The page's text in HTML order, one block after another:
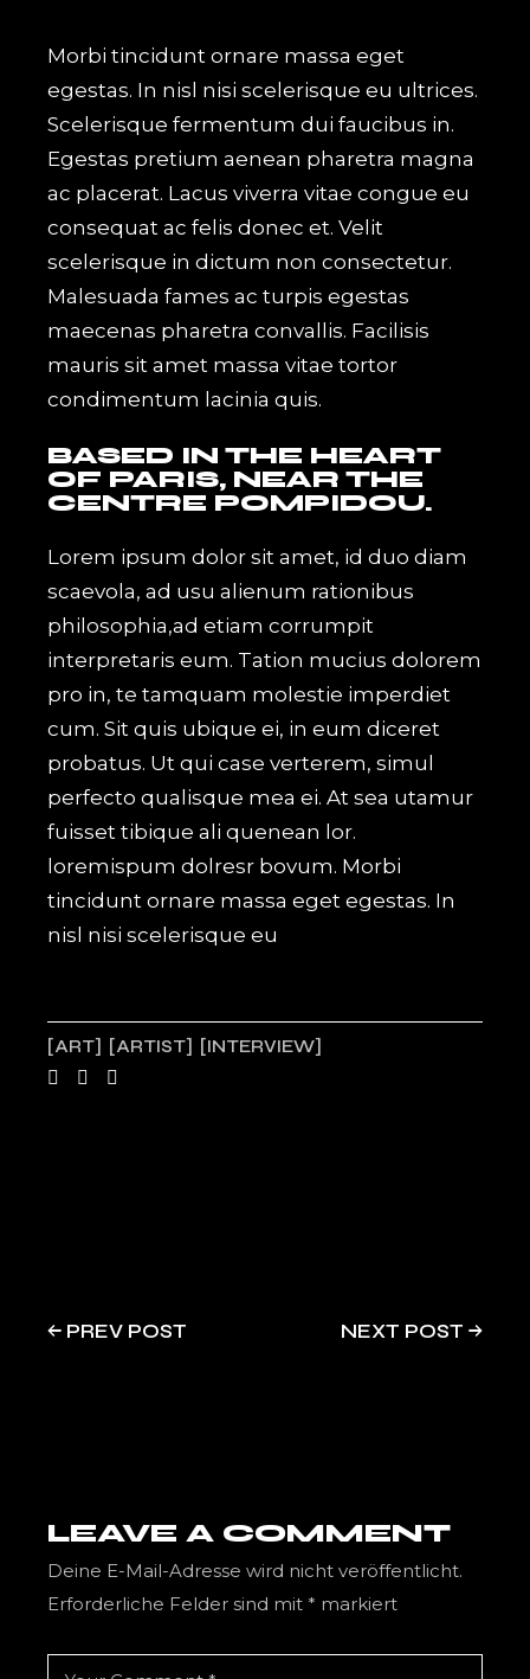
Morbi tincidunt ornare massa eget
egestas. In nisl nisi scelerisque eu ultrices.
Scelerisque fermentum dui faucibus in.
Egestas pretium aenean pharetra magna
ac placerat. Lacus viverra vitae congue eu
consequat ac felis donec et. Velit
scelerisque in dictum non consectetur.
Malesuada fames ac turpis egestas
maecenas pharetra convallis. Facilisis
mauris sit amet massa vitae tortor
condimentum lacinia quis.
BASED IN THE HEART
OF PARIS, NEAR THE
CENTRE POMPIDOU.
Lorem ipsum dolor sit amet, id duo diam
scaevola, ad usu alienum rationibus
philosophia,ad etiam corrumpit
interpretaris eum. Tation mucius dolorem
pro in, te tamquam molestie imperdiet
cum. Sit quis ubique ei, in eum diceret
probatus. Ut qui case verterem, simul
perfecto qualisque mea ei. At sea utamur
fuisset tibique ali quenean lor.
loremispum dolresr bovum. Morbi
tincidunt ornare massa eget egestas. In
nisl nisi scelerisque eu
ART ARTIST INTERVIEW
PREV POST NEXT POST
LEAVE A COMMENT
Deine E-Mail-Adresse wird nicht veröffentlicht.
Erforderliche Felder sind mit* markiert